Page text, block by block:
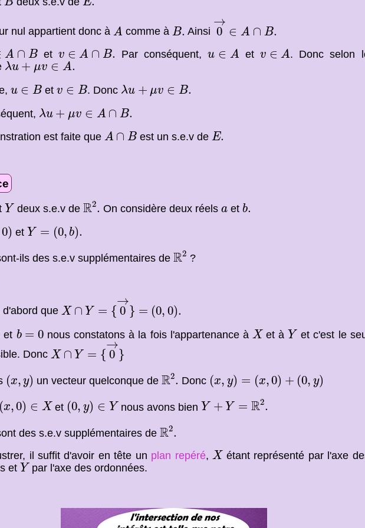
nul appartient donc à A
A comme à B.
B. Ainsi
→
0 ∈ A ∩ B.
0→
A ∩ B
A ∩ B et v ∈ A ∩ B.
v ∈ A∩B Par conséquent, u ∈ A
u ∈A et v ∈ A
v ∈ A . Donc selon
λu + μv ∈ A.
λu+μv∈A.
u ∈ B
u ∈ B etv ∈ B
v ∈ B . Donc λu + μv ∈ B.
λu+ μ v∈ B.
λu + μv ∈ A ∩ B.
λu+ μ v∈ A∩ B .
est faite que A ∩ B
A ∩B est un s.e.v de E.
E.
Y
Y deux s.e.v de R2.
R2
On considère deux réels a
a et b.
b
0) et Y = (0, b).
Y= ,b .
ils des s.e.v supplémentaires de R2
R2
?
que X ∩ Y = {
→
0 } = (0, 0).
}=(
et b = 0
b nous constatons à la fois l'appartenance à X
X et à Y
Y et c'est le
Donc X ∩ Y = {
→
0 }
X∩Y={0→}
(x, y)
(x ) un vecteur quelconque de R2.
R2
Donc (x, y) = (x,0) + (0, y)
( )= ,0 +(0 y )
(x,0) ∈ X
(x 0)∈X et (0, y) ∈ Y
(0 )∈Y nous avons bien Y + Y = R2.
Y+ =R .
des s.e.v supplémentaires de R2.
R2
il suffit d'avoir en tête un plan repéré, X
X étant représenté par l'axe
et Y
Y par l'axe des ordonnées.